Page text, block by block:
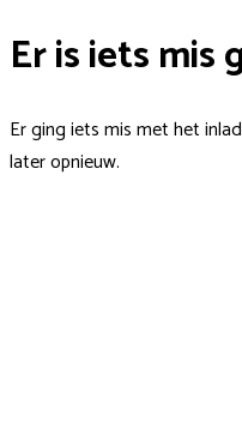
Er is iets mis
Er ging iets mis met het
later opnieuw.